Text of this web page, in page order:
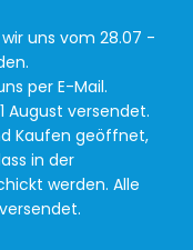
uns vom 28.07 -
per E-Mail.
August versendet.
Kaufen geöffnet,
in der
werden. Alle